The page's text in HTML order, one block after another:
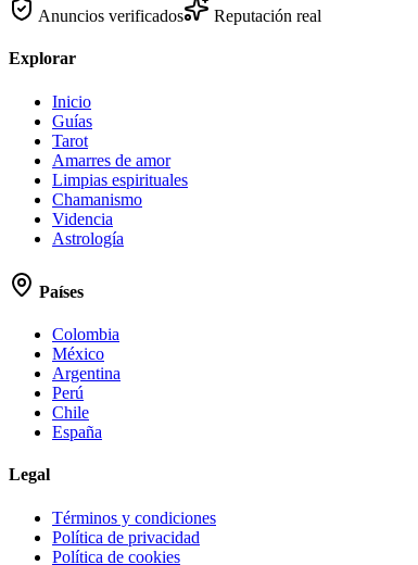
Anuncios verificados Reputación real
Explorar
Inicio
Guías
Tarot
Amarres de amor
Limpias espirituales
Chamanismo
Videncia
Astrología
Países
Colombia
México
Argentina
Perú
Chile
España
Legal
Términos y condiciones
Política de privacidad
Política de cookies